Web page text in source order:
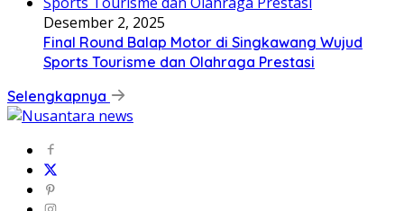
Desember 2, 2025
Final Round Balap Motor di Singkawang Wujud
Sports Tourisme dan Olahraga Prestasi
Selengkapnya